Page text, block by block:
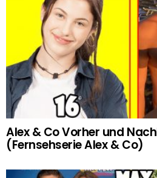
Alex & Co Vorher und
(Fernsehserie Alex & Co)